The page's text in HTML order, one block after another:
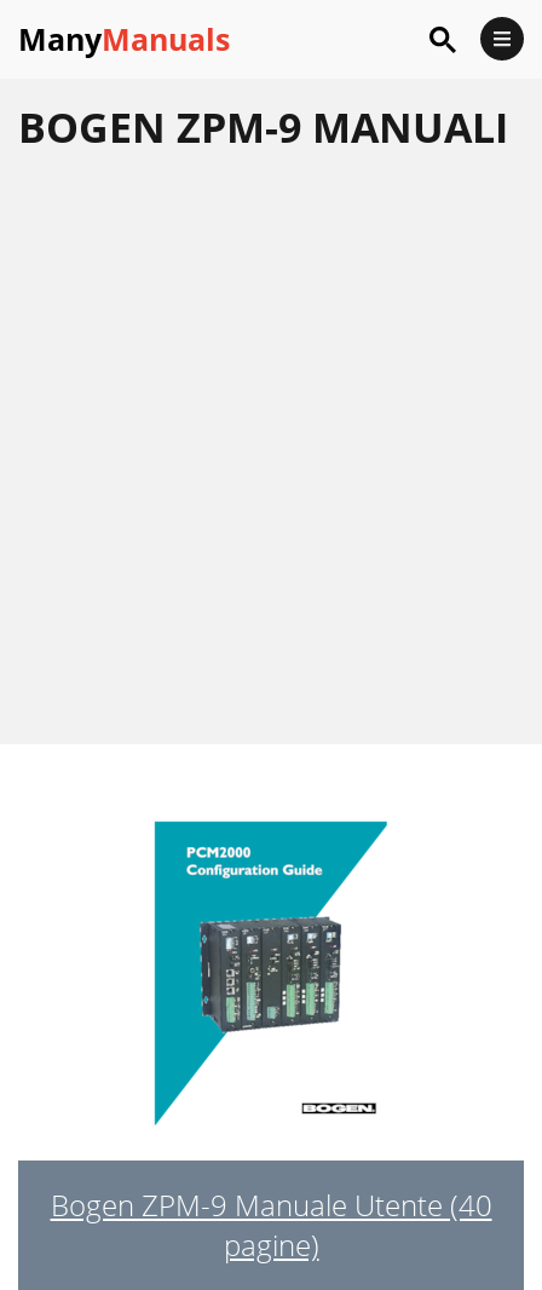
ManyManuals
BOGEN ZPM-9 MANUALI
Bogen ZPM-9 Manuale Utente (40
pagine)